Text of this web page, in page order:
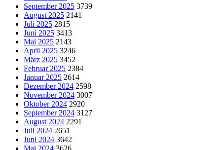
September 2025 3739
August 2025 2141
Juli 2025 2815
Juni 2025 3413
Mai 2025 2143
April 2025 3246
März 2025 3452
Februar 2025 2384
Januar 2025 2614
Dezember 2024 2598
November 2024 3007
Oktober 2024 2920
September 2024 3127
August 2024 2291
Juli 2024 2651
Juni 2024 3642
Mai 2024 3626